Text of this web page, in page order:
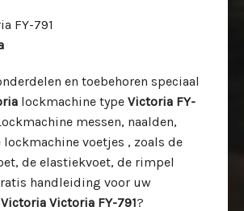
FY-791
en toebehoren speciaal
lockmachine type Victoria FY-
messen, naalden,
voetjes , zoals de
de elastiekvoet, de rimpel
handleiding voor uw
Victoria Victoria FY-791?